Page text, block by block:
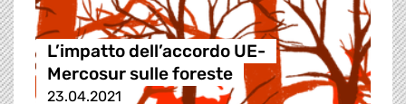
L’impatto dell’accordo UE-
Mercosur sulle foreste
23.04.2021